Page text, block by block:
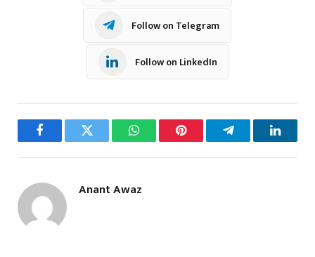
Follow on Telegram
Follow on LinkedIn
FacebookTwitter WhatsAppPinterest Telegram
Anant Awaz